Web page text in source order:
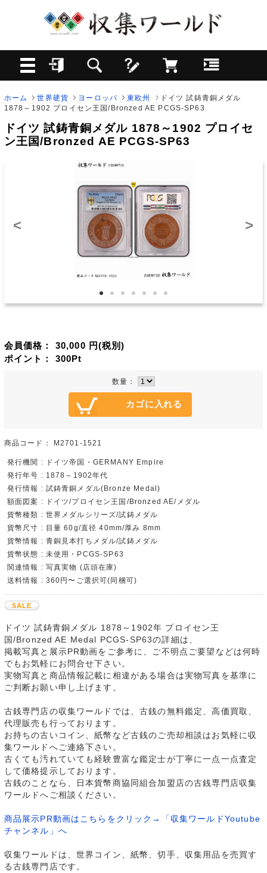
ホーム 世界硬貨 ヨーロッパ 東欧州
ドイツ 試鋳青銅メダル
1878～1902 プロイセン王国/Bronzed AE PCGS-SP63
ドイツ 試鋳青銅メダル 1878～1902 プロイセ
ン王国/Bronzed AE PCGS-SP63
< >
会員価格： 30,000 円(税別)
ポイント： 300Pt
数量：
商品コード： M2701-1521
発行機関 : ドイツ帝国・GERMANY Empire
発行年号 : 1878～1902年代
発行情報 : 試鋳青銅メダル(Bronze Medal)
額面図案 : ドイツ/プロイセン王国/Bronzed AE/メダル
貨幣種類 : 世界メダルシリーズ/試鋳メダル
貨幣尺寸 : 目量 60g/直径 40mm/厚み 8mm
貨幣情報 : 青銅見本打ちメダル/試鋳メダル
貨幣状態 : 未使用・PCGS-SP63
関連情報 : 写真実物 (店頭在庫)
送料情報 : 360円〜ご選択可(同梱可)
SALE
ドイツ 試鋳青銅メダル 1878～1902年 プロイセン王
国/Bronzed AE Medal PCGS-SP63の詳細は、
掲載写真と展示PR動画をご参考に、ご不明点ご要望などは何時
でもお気軽にお問合せ下さい。
実物写真と商品情報記載に相違がある場合は実物写真を基準に
ご判断お願い申し上げます。
古銭専門店の収集ワールドでは、古銭の無料鑑定、高価買取、
代理販売も行っております。
お持ちの古いコイン、紙幣など古銭のご売却相談はお気軽に収
集ワールドへご連絡下さい。
古くても汚れていても経験豊富な鑑定士が丁寧に一点一点査定
して価格提示しております。
古銭のことなら、日本貨幣商協同組合加盟店の古銭専門店収集
ワールドへご相談ください。
商品展示PR動画はこちらをクリック→「収集ワールドYoutube
チャンネル」へ
収集ワールドは、世界コイン、紙幣、切手、収集用品を売買す
る古銭専門店です。